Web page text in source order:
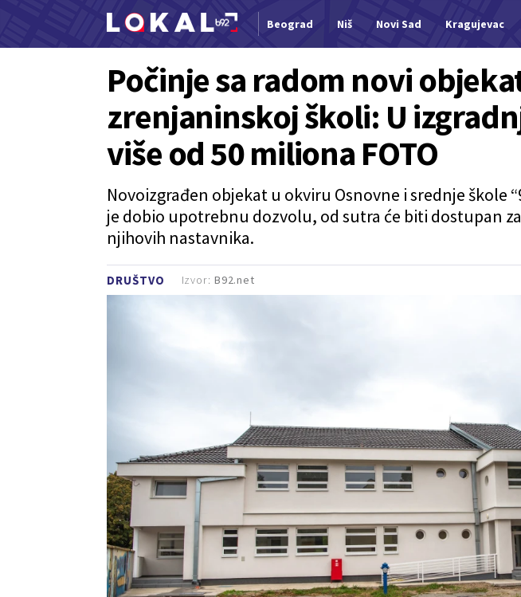
Beograd Niš Novi Sad Kragujevac
DRUŠTVO
Počinje sa radom novi
zrenjaninskoj školi: U
više od 50 miliona FOTO
Novoizgrađen objekat u okviru Osnovne i srednje škole
je dobio upotrebnu dozvolu, od sutra će biti dostupan
njihovih nastavnika.
Izvor: B92.net